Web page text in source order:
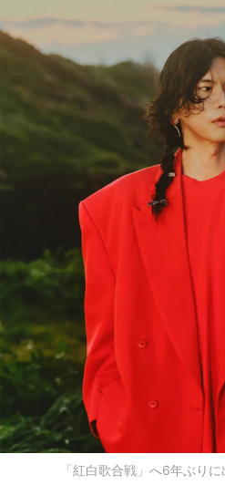
「紅白歌合戦」へ6年ぶり